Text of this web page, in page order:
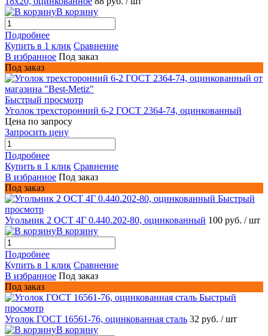
В корзину
Подробнее
Купить в 1 клик Сравнение
В избранное Под заказ
Под заказ
Быстрый просмотр
Уголок трехсторонний 6-2 ГОСТ 2364-74, оцинкованный
Цена по запросу
Запросить цену
Подробнее
Купить в 1 клик Сравнение
В избранное Под заказ
Под заказ
Быстрый
просмотр
Угольник 2 ОСТ 4Г 0.440.202-80, оцинкованный 100 руб. / шт
В корзину
Подробнее
Купить в 1 клик Сравнение
В избранное Под заказ
Под заказ
Быстрый
просмотр
Уголок ГОСТ 16561-76, оцинкованная сталь 32 руб. / шт
В корзину